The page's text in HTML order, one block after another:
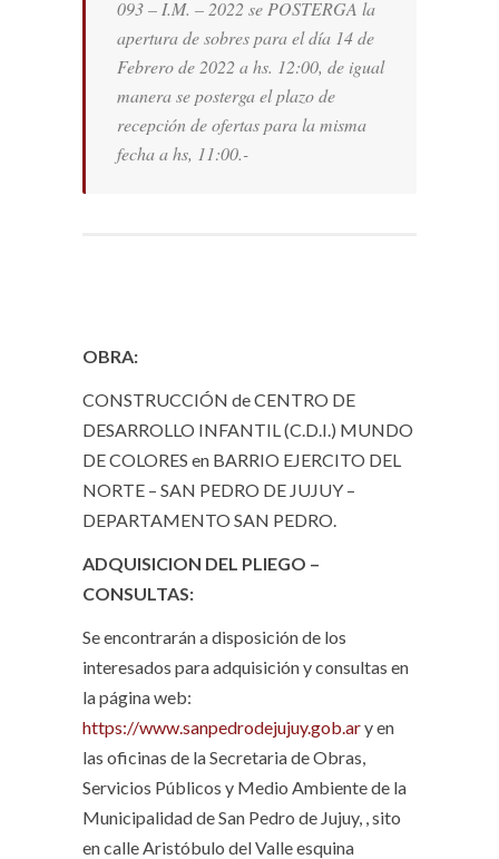
093 – I.M. – 2022 se POSTERGA la
apertura de sobres para el día 14 de
Febrero de 2022 a hs. 12:00, de igual
manera se posterga el plazo de
recepción de ofertas para la misma
fecha a hs, 11:00.-
OBRA:
CONSTRUCCIÓN de CENTRO DE
DESARROLLO INFANTIL (C.D.I.) MUNDO
DE COLORES en BARRIO EJERCITO DEL
NORTE – SAN PEDRO DE JUJUY –
DEPARTAMENTO SAN PEDRO.
ADQUISICION DEL PLIEGO –
CONSULTAS:
Se encontrarán a disposición de los
interesados para adquisición y consultas en
la página web:
https://www.sanpedrodejujuy.gob.ary en
las oficinas de la Secretaria de Obras,
Servicios Públicos y Medio Ambiente de la
Municipalidad de San Pedro de Jujuy, , sito
en calle Aristóbulo del Valle esquina